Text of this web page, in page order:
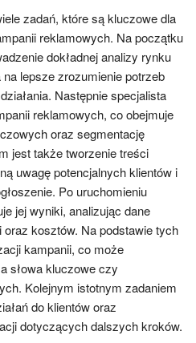
zadań, które są kluczowe dla
reklamowych. Na początku
dokładnej analizy rynku
lepsze zrozumienie potrzeb
Następnie specjalista
reklamowych, co obejmuje
oraz segmentację
jest także tworzenie treści
uwagę potencjalnych klientów i
Po uruchomieniu
jej wyniki, analizując dane
kosztów. Na podstawie tych
kampanii, co może
słowa kluczowe czy
Kolejnym istotnym zadaniem
do klientów oraz
dotyczących dalszych kroków.